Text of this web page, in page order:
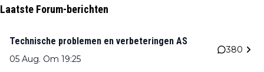
Laatste Forum-berichten
Technische problemen en verbeteringen AS
05 Aug. Om 19:25
380